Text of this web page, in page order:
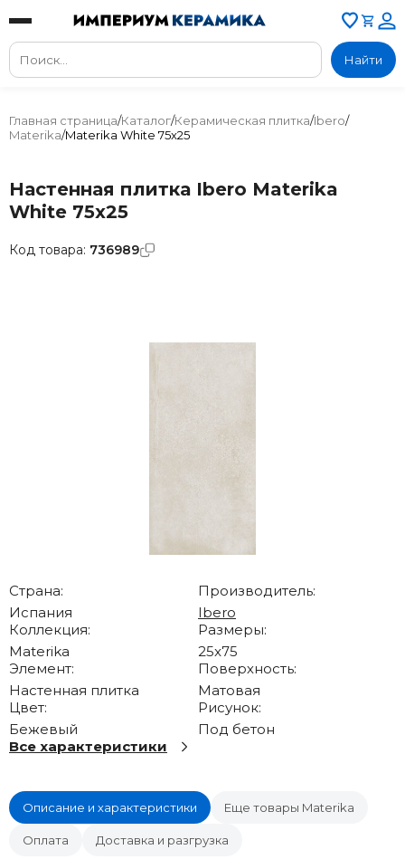
Найти
Главная страница/Каталог/Керамическая плитка/Ibero/
Materika/Materika White 75x25
Настенная плитка Ibero Materika
White 75x25
Страна:
Испания
Производитель:
Ibero
Коллекция:
Materika
Размеры:
25x75
Элемент:
Настенная плитка
Поверхность:
Матовая
Цвет:
Бежевый
Рисунок:
Под бетон
Все характеристики
Описание и характеристики Еще товары Materika
Оплата Доставка и разгрузка
Код товара: 736989